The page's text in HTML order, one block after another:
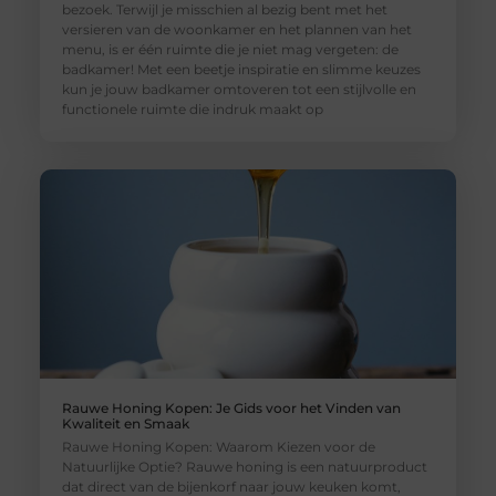
bezoek. Terwijl je misschien al bezig bent met het
versieren van de woonkamer en het plannen van het
menu, is er één ruimte die je niet mag vergeten: de
badkamer! Met een beetje inspiratie en slimme keuzes
kun je jouw badkamer omtoveren tot een stijlvolle en
functionele ruimte die indruk maakt op
Rauwe Honing Kopen: Je Gids voor het Vinden van
Kwaliteit en Smaak
Rauwe Honing Kopen: Waarom Kiezen voor de
Natuurlijke Optie? Rauwe honing is een natuurproduct
dat direct van de bijenkorf naar jouw keuken komt,